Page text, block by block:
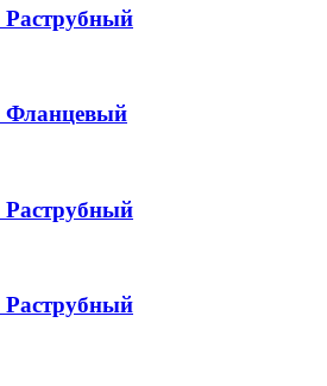
Раструбный
Фланцевый
Раструбный
Раструбный